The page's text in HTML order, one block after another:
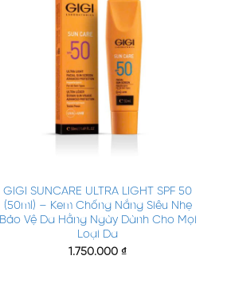
GIGI SUNCARE ULTRA LIGHT SPF 50
(50ml) – Kem Chống Nắng Siêu Nhẹ
Bảo Vệ Da Hằng Ngày Dành Cho Mọi
Loại Da
1.750.000 ₫